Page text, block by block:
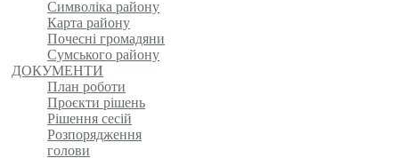
Символіка району
Карта району
Почесні громадяни
Сумського району
ДОКУМЕНТИ
План роботи
Проєкти рішень
Рішення сесій
Розпорядження
голови